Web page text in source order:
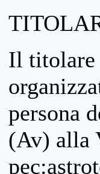
Il titolare
persona
(Av) alla